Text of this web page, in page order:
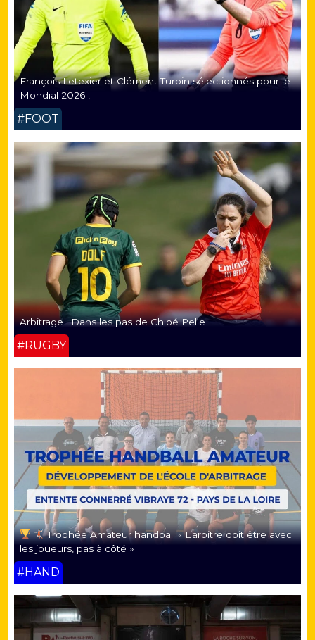
François Letexier et Clément Turpin sélectionnés pour le
Mondial 2026 !
#FOOT
Arbitrage : Dans les pas de Chloé Pelle
#RUGBY
Trophée Amateur handball « L’arbitre doit être avec
les joueurs, pas à côté »
#HAND